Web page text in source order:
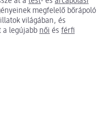
megfelelő bőrápoló
világában, és
a legújabb női és férfi